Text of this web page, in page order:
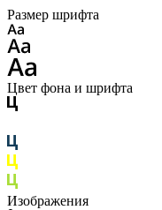
Размер шрифта
Цвет фона и шрифта
Изображения